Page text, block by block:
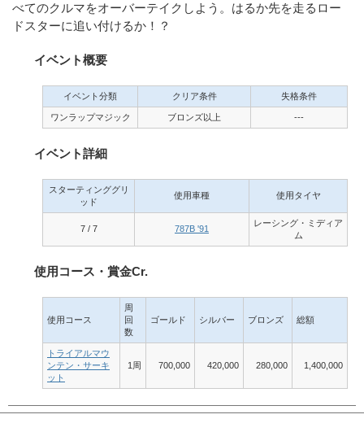
べてのクルマをオーバーテイクしよう。はるか先を走るロー
ドスターに追い付けるか！？
イベント概要
イベント分類 クリア条件 失格条件
ワンラップマジック ブロンズ以上 ---
イベント詳細
スターティンググリ
ッド
使用車種 使用タイヤ
7 / 7 787B '91
レーシング・ミディア
ム
使用コース・賞金Cr.
使用コース
周
回
数
ゴールド シルバー ブロンズ 総額
トライアルマウ
ンテン・サーキ
ット
1周 700,000 420,000 280,000 1,400,000